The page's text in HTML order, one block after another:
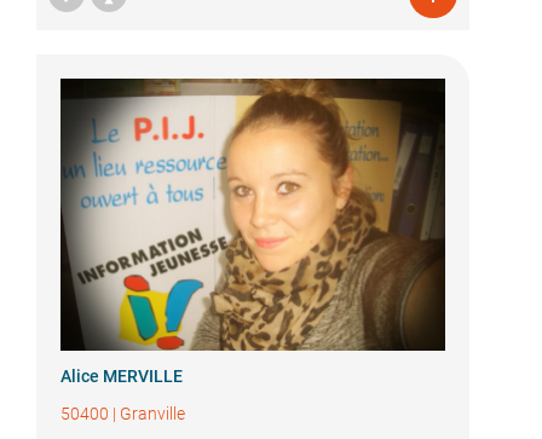
Alice MERVILLE
50400 | Granville